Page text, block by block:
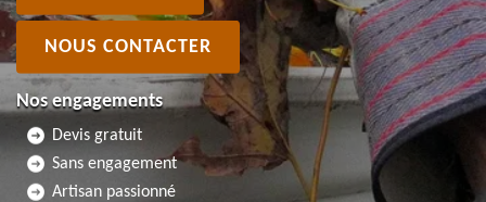
NOUS CONTACTER
Nos engagements
Devis gratuit
Sans engagement
Artisan passionné